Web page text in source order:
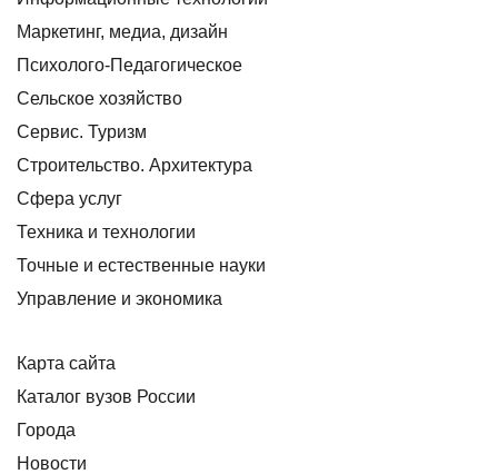
Маркетинг, медиа, дизайн
Психолого-Педагогическое
Сельское хозяйство
Сервис. Туризм
Строительство. Архитектура
Сфера услуг
Техника и технологии
Точные и естественные науки
Управление и экономика
Карта сайта
Каталог вузов России
Города
Новости